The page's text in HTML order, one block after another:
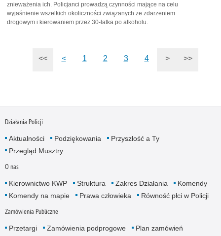
znieważenia ich. Policjanci prowadzą czynności mające na celu
wyjaśnienie wszelkich okoliczności związanych ze zdarzeniem
drogowym i kierowaniem przez 30-latka po alkoholu.
<< < 1 2 3 4 > >>
Działania Policji
Aktualności Podziękowania
Przyszłość a Ty
Przegląd Musztry
O nas
Kierownictwo KWP Struktura Zakres Działania
Komendy
Komendy na mapie
Prawa człowieka Równość płci w Policji
Zamówienia Publiczne
Przetargi Zamówienia podprogowe
Plan zamówień